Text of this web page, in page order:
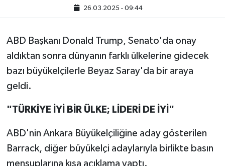
26.03.2025 - 09:44
ABD Başkanı Donald Trump, Senato'da onay
aldıktan sonra dünyanın farklı ülkelerine gidecek
bazı büyükelçilerle Beyaz Saray'da bir araya
geldi.
"TÜRKİYE İYİ BİR ÜLKE; LİDERİ DE İYİ"
ABD'nin Ankara Büyükelçiliğine aday gösterilen
Barrack, diğer büyükelçi adaylarıyla birlikte basın
mensuplarına kısa açıklama yaptı.